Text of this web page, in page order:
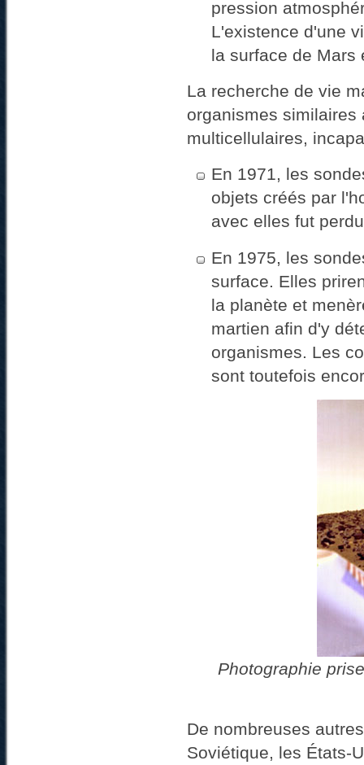
pression
L'existence d'une
la surface de Mars
La recherche de vie
organismes similaires
multicellulaires,
En 1971, les
objets créés par
avec elles fut
En 1975, les
surface. Elles
la planète et
martien afin d'y
organismes. Les
sont toutefois
Photographie
De nombreuses
Soviétique, les États-